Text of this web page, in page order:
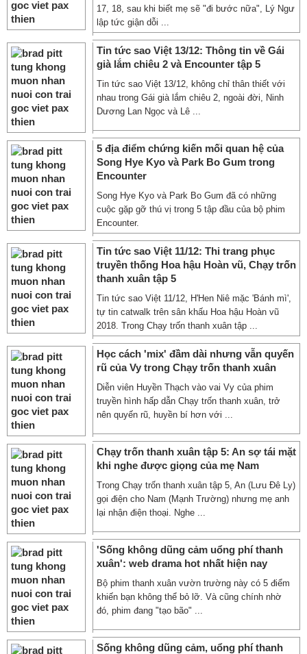
17, 18, sau khi biết mẹ sẽ "đi bước nữa", Lý Ngư
lập tức giận dỗi ...
Tin tức sao Việt 13/12: Thông tin về Gái
già lắm chiêu 2 và Encounter tập 5
Tin tức sao Việt 13/12, không chỉ thân thiết với
nhau trong Gái già lắm chiêu 2, ngoài đời, Ninh
Dương Lan Ngọc và Lê ...
5 địa điểm chứng kiến mối quan hệ của
Song Hye Kyo và Park Bo Gum trong
Encounter
Song Hye Kyo và Park Bo Gum đã có những
cuộc gặp gỡ thú vị trong 5 tập đầu của bộ phim
Encounter.
Tin tức sao Việt 11/12: Thi trang phục
truyền thống Hoa hậu Hoàn vũ, Chạy trốn
thanh xuân tập 5
Tin tức sao Việt 11/12, H'Hen Niê mặc 'Bánh mì',
tự tin catwalk trên sân khấu Hoa hậu Hoàn vũ
2018. Trong Chạy trốn thanh xuân tập ...
Học cách 'mix' đầm dài nhưng vẫn quyến
rũ của Vy trong Chạy trốn thanh xuân
Diễn viên Huyền Thạch vào vai Vy của phim
truyền hình hấp dẫn Chạy trốn thanh xuân, trở
nên quyến rũ, huyền bí hơn với ...
Chạy trốn thanh xuân tập 5: An sợ tái mặt
khi nghe được giọng của mẹ Nam
Trong Chạy trốn thanh xuân tập 5, An (Lưu Đê Ly)
gọi điện cho Nam (Mạnh Trường) nhưng mẹ anh
lại nhận điện thoại. Nghe ...
'Sống không dũng cảm uổng phí thanh
xuân': web drama hot nhất hiện nay
Bộ phim thanh xuân vườn trường này có 5 điểm
khiến bạn không thể bỏ lỡ. Và cũng chính nhờ
đó, phim đang "tạo bão" ...
Sống không dũng cảm, uổng phí thanh